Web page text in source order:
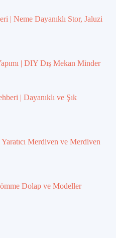
| Neme Dayanıklı Stor, Jaluzi
| DIY Dış Mekan Minder
| Dayanıklı ve Şık
Merdiven ve Merdiven
Dolap ve Modeller